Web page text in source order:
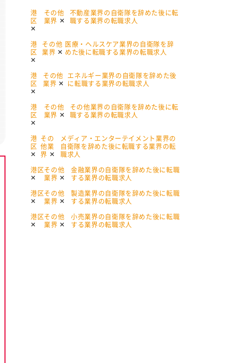
港
区
その他
業界
不動産業界の自衛隊を辞めた後に転
職する業界の転職求人
港
区
その他
業界
医療・ヘルスケア業界の自衛隊を辞
めた後に転職する業界の転職求人
港
区
その他
業界
エネルギー業界の自衛隊を辞めた後
に転職する業界の転職求人
港
区
その他
業界
その他業界の自衛隊を辞めた後に転
職する業界の転職求人
港
区
その
他業
界
メディア・エンターテイメント業界の
自衛隊を辞めた後に転職する業界の転
職求人
港区その他
業界
金融業界の自衛隊を辞めた後に転職
する業界の転職求人
港区その他
業界
製造業界の自衛隊を辞めた後に転職
する業界の転職求人
港区その他
業界
小売業界の自衛隊を辞めた後に転職
する業界の転職求人